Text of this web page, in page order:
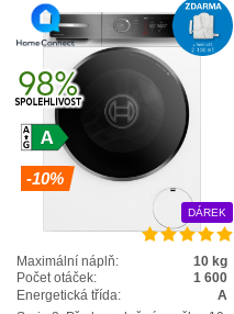
-10%
DÁREK
Maximální náplň:
10 kg
Počet otáček:
1 600
Energetická třída:
A